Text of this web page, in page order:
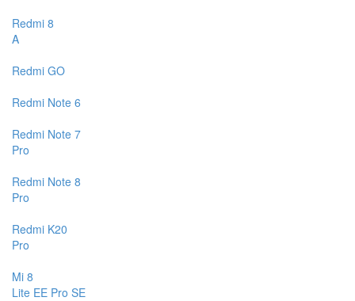
Redmi 8
A
Redmi GO
Redmi Note 6
Redmi Note 7
Pro
Redmi Note 8
Pro
Redmi K20
Pro
Mi 8
Lite EE Pro SE